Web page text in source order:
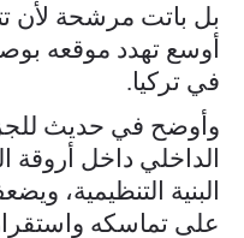
بل باتت مرشحة لأن
أوسع تهدد موقعه
في تركيا.
وأوضح في حديث
الداخلي داخل
البنية التنظيمية،
على تماسكه